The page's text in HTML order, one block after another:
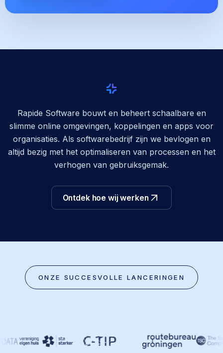
Rapide Software bouwt en beheert schaalbare en
slimme online omgevingen, koppelingen en apps voor
organisaties. Als softwarebedrijf zijn we bevlogen en
altijd bezig met het optimaliseren van processen en het
verhogen van gebruiksgemak.
Ontdek hoe wij werken
ONZE SUCCESVOLLE LANCERINGEN